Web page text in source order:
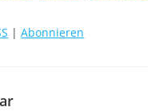
|Abonnieren